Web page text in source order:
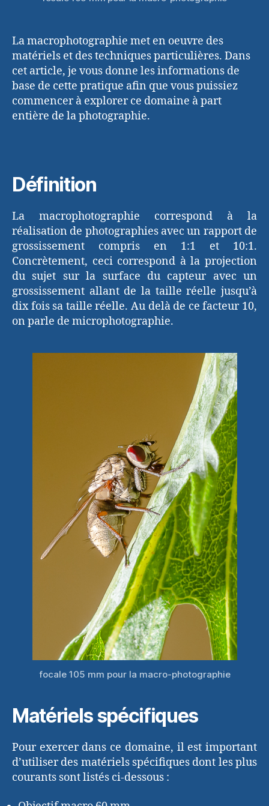
La macrophotographie met en oeuvre des
matériels et des techniques particulières. Dans
cet article, je vous donne les informations de
base de cette pratique afin que vous puissiez
commencer à explorer ce domaine à part
entière de la photographie.
Définition
La macrophotographie correspond à la
réalisation de photographies avec un rapport de
grossissement compris en 1:1 et 10:1.
Concrètement, ceci correspond à la projection
du sujet sur la surface du capteur avec un
grossissement allant de la taille réelle jusqu’à
dix fois sa taille réelle. Au delà de ce facteur 10,
on parle de microphotographie.
focale 105 mm pour la macro-photographie
Matériels spécifiques
Pour exercer dans ce domaine, il est important
d’utiliser des matériels spécifiques dont les plus
courants sont listés ci-dessous :